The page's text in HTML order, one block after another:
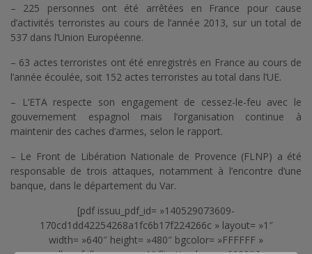
– 225 personnes ont été arrêtées en France pour cause
d’activités terroristes au cours de l’année 2013, sur un total de
537 dans l’Union Européenne.
– 63 actes terroristes ont été enregistrés en France au cours de
l’année écoulée, soit 152 actes terroristes au total dans l’UE.
– L’ETA respecte son engagement de cessez-le-feu avec le
gouvernement espagnol mais l’organisation continue à
maintenir des caches d’armes, selon le rapport.
– Le Front de Libération Nationale de Provence (FLNP) a été
responsable de trois attaques, notamment à l’encontre d’une
banque, dans le département du Var.
[pdf issuu_pdf_id= »140529073609-
170cd1dd42254268a1fc6b17f224266c » layout= »1″
width= »640″ height= »480″ bgcolor= »FFFFFF »